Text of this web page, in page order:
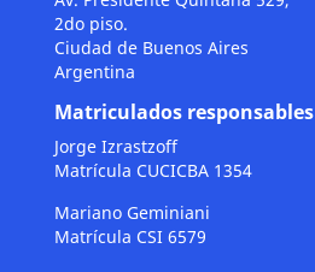
2do piso.
Ciudad de Buenos Aires
Argentina
Matriculados responsables
Jorge Izrastzoff
Matrícula CUCICBA 1354
Mariano Geminiani
Matrícula CSI 6579